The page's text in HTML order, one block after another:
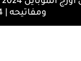
ومفاتيحه | Mobile ORG 2024